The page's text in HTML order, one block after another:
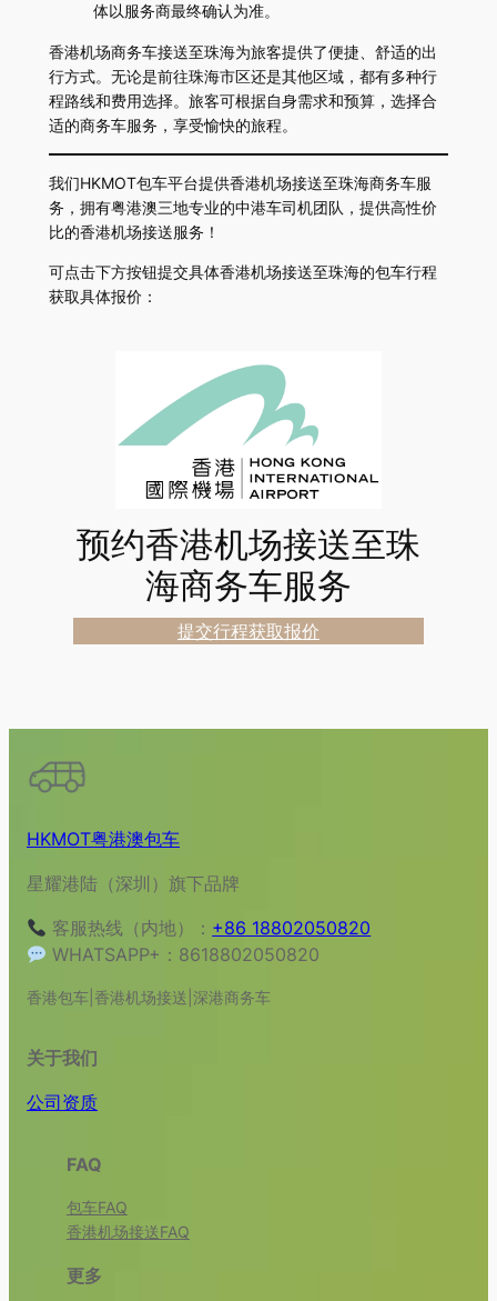
体以服务商最终确认为准。
香港机场商务车接送至珠海为旅客提供了便捷、舒适的出
行方式。无论是前往珠海市区还是其他区域，都有多种行
程路线和费用选择。旅客可根据自身需求和预算，选择合
适的商务车服务，享受愉快的旅程。
我们HKMOT包车平台提供香港机场接送至珠海商务车服
务，拥有粤港澳三地专业的中港车司机团队，提供高性价
比的香港机场接送服务！
可点击下方按钮提交具体香港机场接送至珠海的包车行程
获取具体报价：
预约香港机场接送至珠
海商务车服务
提交行程获取报价
HKMOT粤港澳包车
星耀港陆（深圳）旗下品牌
客服热线（内地）： +86 18802050820
WHATSAPP+：8618802050820
香港包车|香港机场接送|深港商务车
关于我们
公司资质
FAQ
包车FAQ
香港机场接送FAQ
更多